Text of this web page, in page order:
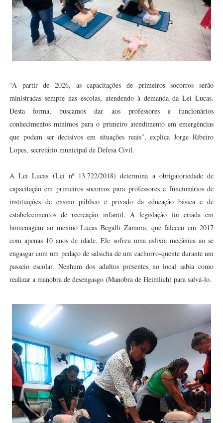
“A partir de 2026, as capacitações de primeiros socorros serão
ministradas sempre nas escolas, atendendo à demanda da Lei Lucas.
Desta forma, buscamos dar aos professores e funcionários
conhecimentos mínimos para o primeiro atendimento em emergências
que podem ser decisivos em situações reais”, explica Jorge Ribeiro
Lopes, secretário municipal de Defesa Civil.
A Lei Lucas (Lei nº 13.722/2018) determina a obrigatoriedade de
capacitação em primeiros socorros para professores e funcionários de
instituições de ensino público e privado da educação básica e de
estabelecimentos de recreação infantil. A legislação foi criada em
homenagem ao menino Lucas Begalli Zamora, que faleceu em 2017
com apenas 10 anos de idade. Ele sofreu uma asfixia mecânica ao se
engasgar com um pedaço de salsicha de um cachorro-quente durante um
passeio escolar. Nenhum dos adultos presentes no local sabia como
realizar a manobra de desengasgo (Manobra de Heimlich) para salvá-lo.